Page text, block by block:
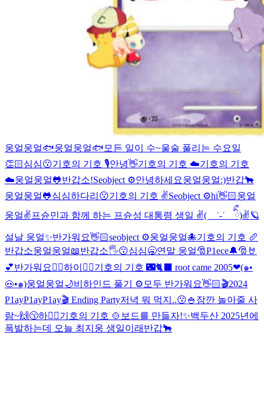
웅얼웅얼🐟웅얼웅얼🐟 모든 일이 수~울술 풀리는 수요일
👏🏻심심😗기호의 기호 🎙️안녕👋기호의 기호 ☁️기호의 기호
☁️웅얼웅얼🐸반갑소!Seobject ⚙️안녕하세요웅얼웅얼:)반갑🐂
웅얼웅얼🐸심심하다리😗기호의 기호 ✌️Seobject ⚙️hi👋🏻웅얼
웅얼✌️프슌민과 함께 하는 프슌성 대통령 생일 ✌( ˙-˙ ིྀ)✌🪐
설날 웅얼✨반가워요👋🏻seobject ⚙️웅얼웅얼🐙기호의 기호 🥖
반갑소웅얼웅얼📖반갑소🖐️😗심심🥱연말 웅얼🎅P1ece🔔🎅🤘
💕반가워요👍🏻하이✌🏻기호의 기호 🌃🐈‍⬛ root came 2005❤(๑•
🐽•๑)웅얼웅얼🌙비하인드 풀기 ⚙️ 모두 반가워요👋🏻🎬2024
P1ayP1ayP1ay🎬 Ending Party저녁 뭐 먹지..😗🍚 잠깐 놀아줄 사
람~🙌😙하✌🏻기호의 기호 🍲 보드를 만들자!✨백두산 2025년에
폭발하는데 오늘 최지웅 생일이래 반갑🐂